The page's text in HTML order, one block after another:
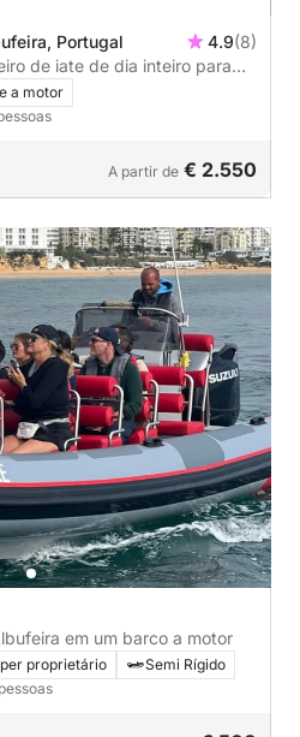
Albufeira, Portugal 4.9(8)
de iate de dia inteiro para
a motor
A partir de € 2.550
em um barco a motor
proprietário
Semi Rígido